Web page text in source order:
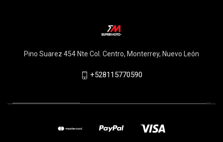
Pino Suarez 454 Nte Col. Centro, Monterrey, Nuevo León
+528115770590